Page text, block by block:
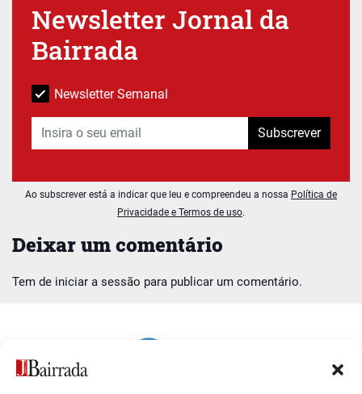
Deixar um comentário
Tem de iniciar a sessão para publicar um comentário.
Newsletter Jornal da
Bairrada
Newsletter Semanal
Subscrever
Ao subscrever está a indicar que leu e compreendeu a nossa Política de
Privacidade e Termos de uso.